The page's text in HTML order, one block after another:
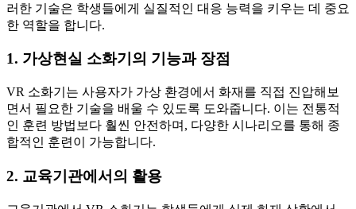
러한 기술은 학생들에게 실질적인 대응 능력을 키우는 데 중요
한 역할을 합니다.
1. 가상현실 소화기의 기능과 장점
VR 소화기는 사용자가 가상 환경에서 화재를 직접 진압해보
면서 필요한 기술을 배울 수 있도록 도와줍니다. 이는 전통적
인 훈련 방법보다 훨씬 안전하며, 다양한 시나리오를 통해 종
합적인 훈련이 가능합니다.
2. 교육기관에서의 활용